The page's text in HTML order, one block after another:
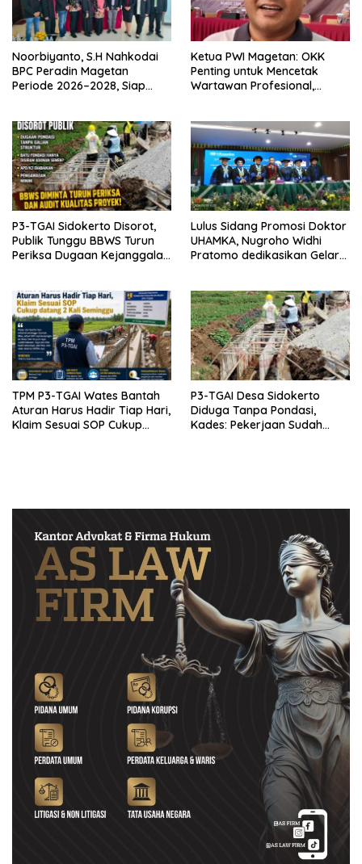
Noorbiyanto, S.H Nahkodai
BPC Peradin Magetan
Periode 2026–2028, Siap
Ketua PWI Magetan: OKK
Penting untuk Mencetak
Wartawan Profesional,
P3-TGAI Sidokerto Disorot,
Publik Tunggu BBWS Turun
Periksa Dugaan Kejanggalan
Lulus Sidang Promosi Doktor
UHAMKA, Nugroho Widhi
Pratomo dedikasikan Gelar
TPM P3-TGAI Wates Bantah
Aturan Harus Hadir Tiap Hari,
Klaim Sesuai SOP Cukup
P3-TGAI Desa Sidokerto
Diduga Tanpa Pondasi,
Kades: Pekerjaan Sudah